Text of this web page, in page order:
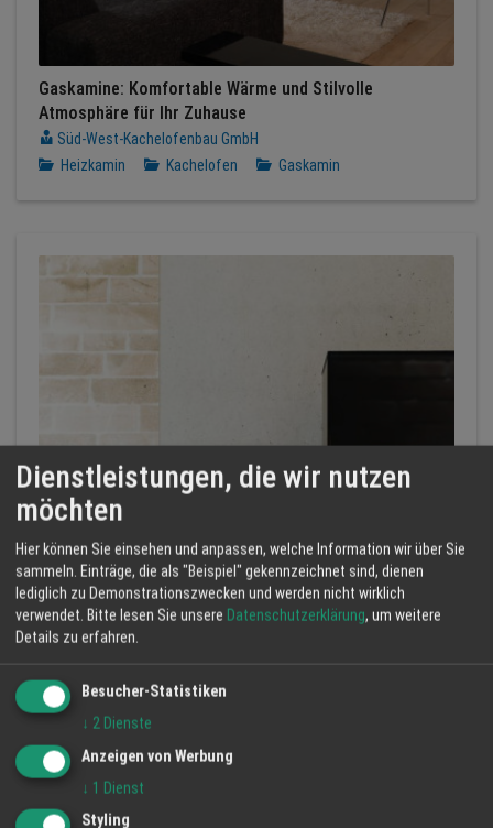
Gaskamine: Komfortable Wärme und Stilvolle
Atmosphäre für Ihr Zuhause
Süd-West-Kachelofenbau GmbH
Heizkamin
Kachelofen Gaskamin
Pelletöfen: Effiziente und Komfortable Heizlösungen
Süd-West-Kachelofenbau GmbH
Dienstleistungen, die wir nutzen
möchten
Hier können Sie einsehen und anpassen, welche Information wir über Sie
sammeln. Einträge, die als "Beispiel" gekennzeichnet sind, dienen
lediglich zu Demonstrationszwecken und werden nicht wirklich
verwendet. Bitte lesen Sie unsere Datenschutzerklärung, um weitere
Details zu erfahren.
Besucher-Statistiken
↓ 2 Dienste
Anzeigen von Werbung
↓ 1 Dienst
Styling